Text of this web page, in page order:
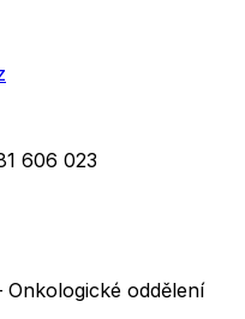
606 023
Onkologické oddělení